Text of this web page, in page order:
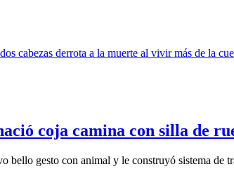
coja camina con silla de
bello gesto con animal y le construyó sistema de